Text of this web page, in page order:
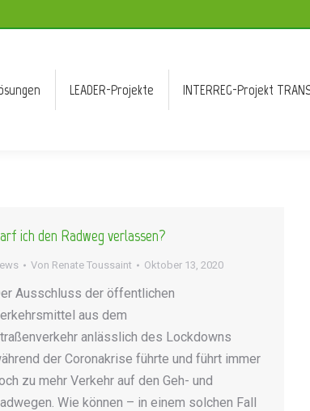
LEADER-Projekte INTERREG-Projekt
ich den Radweg verlassen?
Von Renate Toussaint Oktober 13, 2020
Ausschluss der öffentlichen
aus dem
anlässlich des Lockdowns
der Coronakrise führte und führt immer
zu mehr Verkehr auf den Geh- und
Wie können – in einem solchen Fall